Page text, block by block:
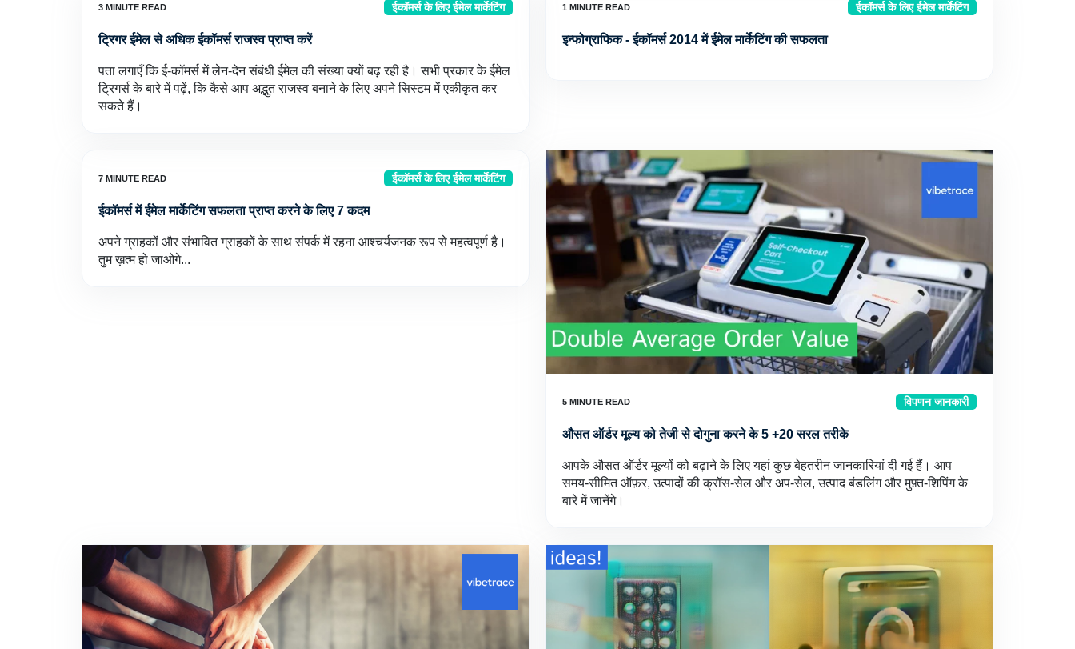
ईकॉमर्स के लिए ईमेल मार्केटिंग
ट्रिगर ईमेल से अधिक ईकॉमर्स राजस्व प्राप्त करें
पता लगाएँ कि ई-कॉमर्स में लेन-देन संबंधी ईमेल की संख्या क्यों बढ़ रही है। सभी प्रकार के ईमेल
ट्रिगर्स के बारे में पढ़ें, कि कैसे आप अद्भुत राजस्व बनाने के लिए अपने सिस्टम में एकीकृत कर
सकते हैं।
ईकॉमर्स के लिए ईमेल मार्केटिंग
इन्फोग्राफिक - ईकॉमर्स 2014 में ईमेल मार्केटिंग की सफलता
ईकॉमर्स के लिए ईमेल मार्केटिंग
ईकॉमर्स में ईमेल मार्केटिंग सफलता प्राप्त करने के लिए 7 कदम
अपने ग्राहकों और संभावित ग्राहकों के साथ संपर्क में रहना आश्चर्यजनक रूप से महत्वपूर्ण है।
तुम ख़त्म हो जाओगे...
विपणन जानकारी
औसत ऑर्डर मूल्य को तेजी से दोगुना करने के 5 +20 सरल तरीके
आपके औसत ऑर्डर मूल्यों को बढ़ाने के लिए यहां कुछ बेहतरीन जानकारियां दी गई हैं। आप
समय-सीमित ऑफ़र, उत्पादों की क्रॉस-सेल और अप-सेल, उत्पाद बंडलिंग और मुफ़्त-शिपिंग के
बारे में जानेंगे।